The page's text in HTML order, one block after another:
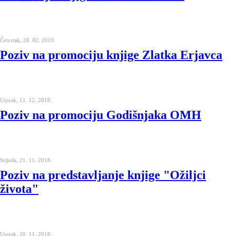
Četvrtak, 28. 02. 2019.
Poziv na promociju knjige Zlatka Erjavca
Utorak, 11. 12. 2018.
Poziv na promociju Godišnjaka OMH
Srijeda, 21. 11. 2018.
Poziv na predstavljanje knjige "Ožiljci
života"
Utorak, 20. 11. 2018.